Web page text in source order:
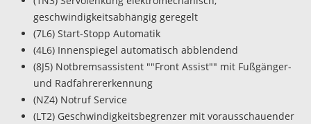
geschwindigkeitsabhängig geregelt
(7L6) Start-Stopp Automatik
(4L6) Innenspiegel automatisch abblendend
(8J5) Notbremsassistent ""Front Assist"" mit Fußgänger-
und Radfahrererkennung
(NZ4) Notruf Service
(LT2) Geschwindigkeitsbegrenzer mit vorausschauender